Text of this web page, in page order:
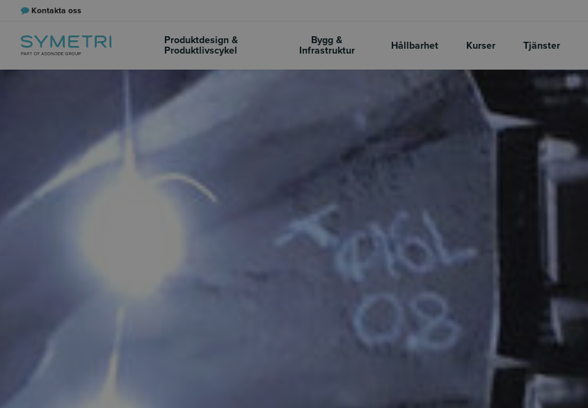
Kontakta oss
Produktdesign &
Produktlivscykel
Bygg &
Infrastruktur
Hållbarhet Kurser Tjänster